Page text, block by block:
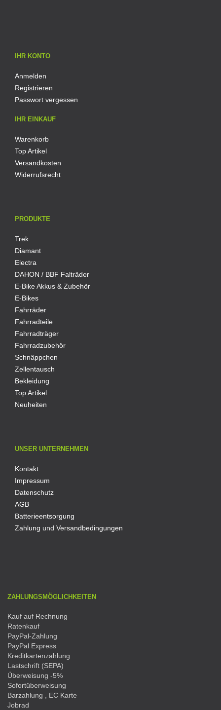
IHR KONTO
Anmelden
Registrieren
Passwort vergessen
IHR EINKAUF
Warenkorb
Top Artikel
Versandkosten
Widerrufsrecht
PRODUKTE
Trek
Diamant
Electra
DAHON / BBF Falträder
E-Bike Akkus & Zubehör
E-Bikes
Fahrräder
Fahrradteile
Fahrradträger
Fahrradzubehör
Schnäppchen
Zellentausch
Bekleidung
Top Artikel
Neuheiten
UNSER UNTERNEHMEN
Kontakt
Impressum
Datenschutz
AGB
Batterieentsorgung
Zahlung und Versandbedingungen
ZAHLUNGSMÖGLICHKEITEN
Kauf auf Rechnung
Ratenkauf
PayPal-Zahlung
PayPal Express
Kreditkartenzahlung
Lastschrift (SEPA)
Überweisung -5%
Sofortüberweisung
Barzahlung , EC Karte
Jobrad